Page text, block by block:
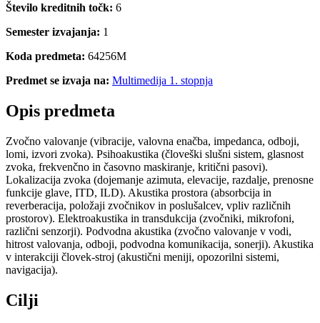
Število kreditnih točk: 6
Semester izvajanja: 1
Koda predmeta: 64256M
Predmet se izvaja na: Multimedija 1. stopnja
Opis predmeta
Zvočno valovanje (vibracije, valovna enačba, impedanca, odboji,
lomi, izvori zvoka). Psihoakustika (človeški slušni sistem, glasnost
zvoka, frekvenčno in časovno maskiranje, kritični pasovi).
Lokalizacija zvoka (dojemanje azimuta, elevacije, razdalje, prenosne
funkcije glave, ITD, ILD). Akustika prostora (absorbcija in
reverberacija, položaji zvočnikov in poslušalcev, vpliv različnih
prostorov). Elektroakustika in transdukcija (zvočniki, mikrofoni,
različni senzorji). Podvodna akustika (zvočno valovanje v vodi,
hitrost valovanja, odboji, podvodna komunikacija, sonerji). Akustika
v interakciji človek-stroj (akustični meniji, opozorilni sistemi,
navigacija).
Cilji